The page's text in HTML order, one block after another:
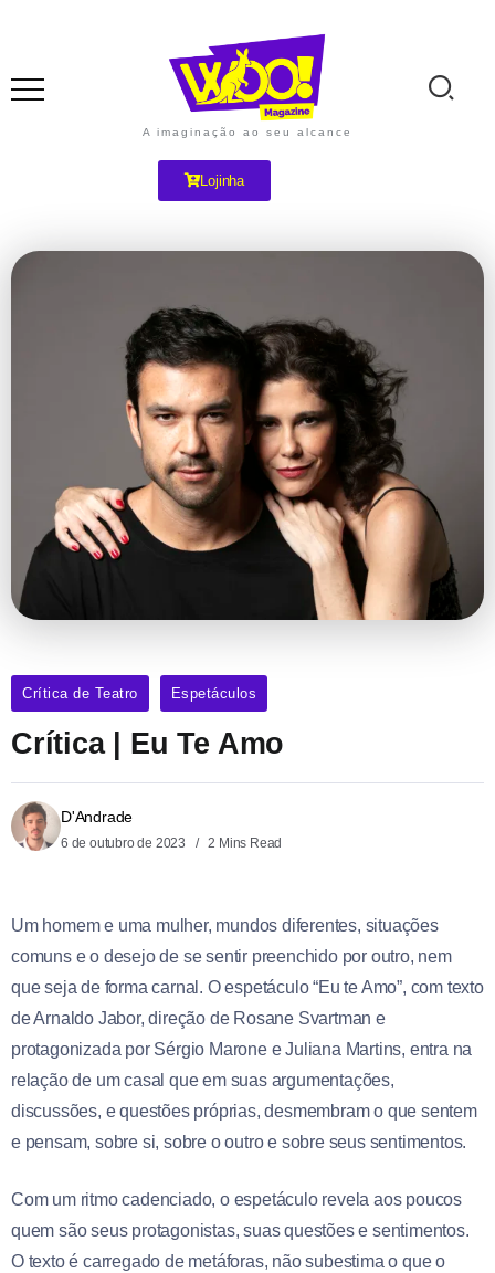
A imaginação ao seu alcance
Lojinha
Crítica de Teatro Espetáculos
Crítica | Eu Te Amo
D'Andrade
6 de outubro de 2023 2 Mins Read
Um homem e uma mulher, mundos diferentes, situações
comuns e o desejo de se sentir preenchido por outro, nem
que seja de forma carnal. O espetáculo “Eu te Amo”, com texto
de Arnaldo Jabor, direção de Rosane Svartman e
protagonizada por Sérgio Marone e Juliana Martins, entra na
relação de um casal que em suas argumentações,
discussões, e questões próprias, desmembram o que sentem
e pensam, sobre si, sobre o outro e sobre seus sentimentos.
Com um ritmo cadenciado, o espetáculo revela aos poucos
quem são seus protagonistas, suas questões e sentimentos.
O texto é carregado de metáforas, não subestima o que o